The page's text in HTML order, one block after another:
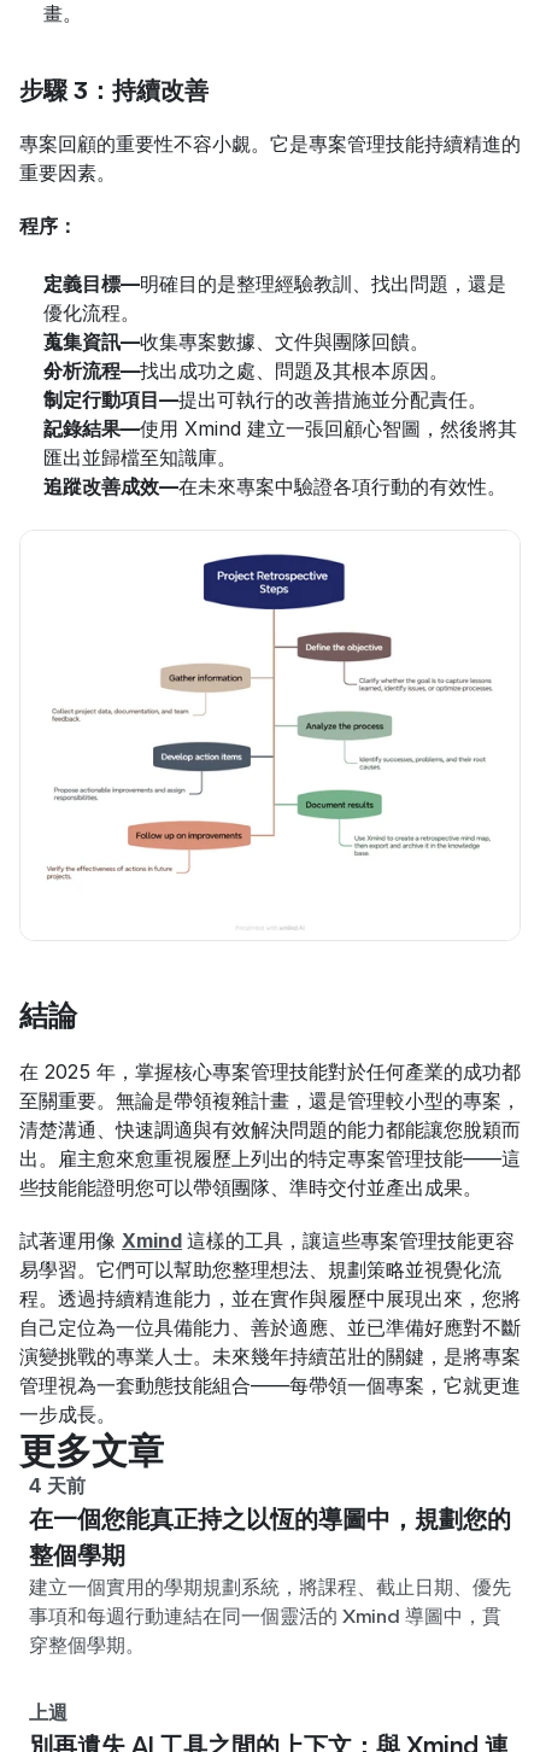
畫。
步驟 3：持續改善
專案回顧的重要性不容小覷。它是專案管理技能持續精進的
重要因素。
程序：
定義目標—明確目的是整理經驗教訓、找出問題，還是
優化流程。
蒐集資訊—收集專案數據、文件與團隊回饋。
分析流程—找出成功之處、問題及其根本原因。
制定行動項目—提出可執行的改善措施並分配責任。
記錄結果—使用 Xmind 建立一張回顧心智圖，然後將其
匯出並歸檔至知識庫。
追蹤改善成效—在未來專案中驗證各項行動的有效性。
結論
在 2025 年，掌握核心專案管理技能對於任何產業的成功都
至關重要。無論是帶領複雜計畫，還是管理較小型的專案，
清楚溝通、快速調適與有效解決問題的能力都能讓您脫穎而
出。雇主愈來愈重視履歷上列出的特定專案管理技能——這
些技能能證明您可以帶領團隊、準時交付並產出成果。
試著運用像 Xmind 這樣的工具，讓這些專案管理技能更容
易學習。它們可以幫助您整理想法、規劃策略並視覺化流
程。透過持續精進能力，並在實作與履歷中展現出來，您將
自己定位為一位具備能力、善於適應、並已準備好應對不斷
演變挑戰的專業人士。未來幾年持續茁壯的關鍵，是將專案
管理視為一套動態技能組合——每帶領一個專案，它就更進
一步成長。
更多文章
4 天前
在一個您能真正持之以恆的導圖中，規劃您的
整個學期
建立一個實用的學期規劃系統，將課程、截止日期、優先
事項和每週行動連結在同一個靈活的 Xmind 導圖中，貫
穿整個學期。
上週
別再遺失 AI 工具之間的上下文：與 Xmind 連